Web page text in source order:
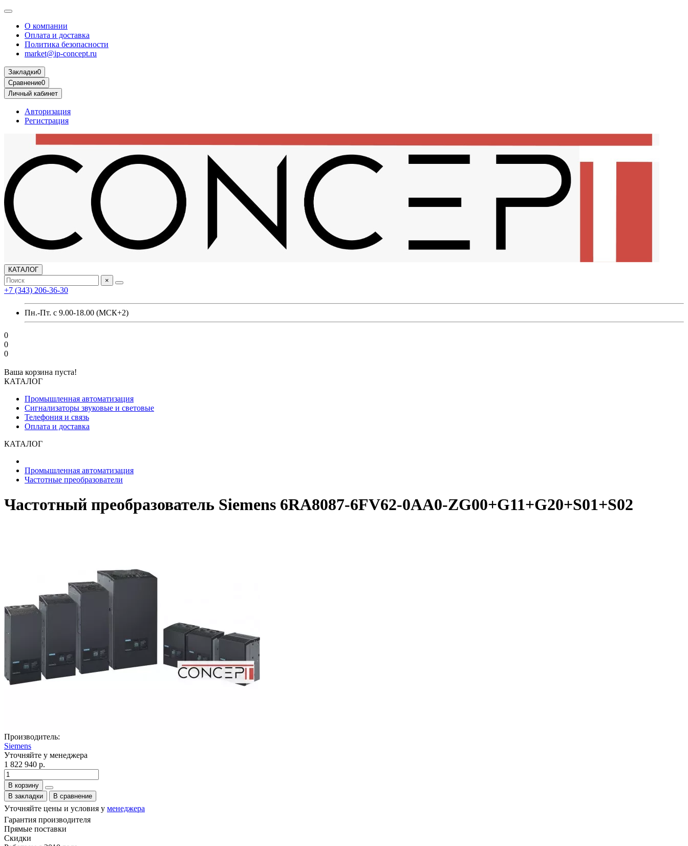
О компании
Оплата и доставка
Политика безопасности
market@ip-concept.ru
Закладки0
Сравнение0
Личный кабинет
Авторизация
Регистрация
КАТАЛОГ
×
+7 (343) 206-36-30
Пн.-Пт. с 9.00-18.00 (МСК+2)
0
0
0
Ваша корзина пуста!
КАТАЛОГ
Промышленная автоматизация
Сигнализаторы звуковые и световые
Телефония и связь
Оплата и доставка
КАТАЛОГ
Промышленная автоматизация
Частотные преобразователи
Частотный преобразователь Siemens 6RA8087-6FV62-0AA0-ZG00+G11+G20+S01+S02
Производитель:
Siemens
Уточняйте у менеджера
1 822 940 р.
В корзину
В закладки
В сравнение
Уточняйте цены и условия у менеджера
Гарантия производителя
Прямые поставки
Скидки